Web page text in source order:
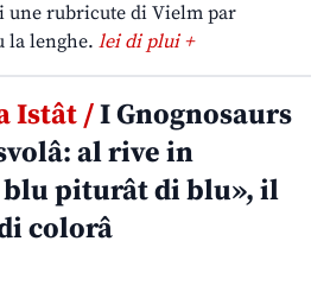
une rubricute di Vielm par
la lenghe. lei di plui +
Istât /I Gnognosaurs
al rive in
blu piturât di blu», il
colorâ